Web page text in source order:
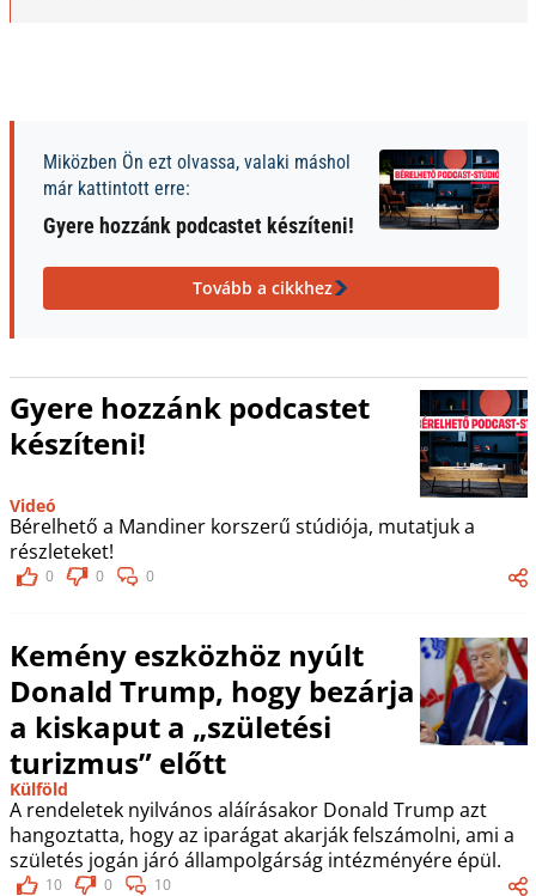
Miközben Ön ezt olvassa, valaki máshol
már kattintott erre:
Gyere hozzánk podcastet készíteni!
Tovább a cikkhez
Gyere hozzánk podcastet
készíteni!
Videó
Bérelhető a Mandiner korszerű stúdiója, mutatjuk a
részleteket!
0 0 0
Kemény eszközhöz nyúlt
Donald Trump, hogy bezárja
a kiskaput a „születési
turizmus” előtt
Külföld
A rendeletek nyilvános aláírásakor Donald Trump azt
hangoztatta, hogy az iparágat akarják felszámolni, ami a
születés jogán járó állampolgárság intézményére épül.
10 0 10